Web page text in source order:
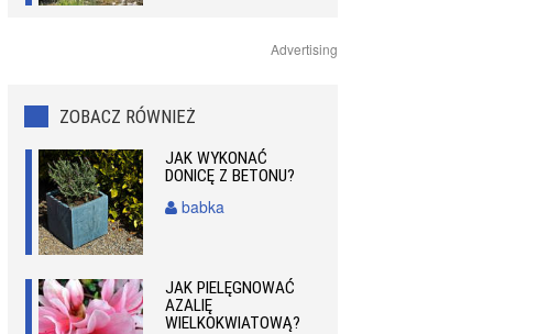
Advertising
ZOBACZ RÓWNIEŻ
JAK WYKONAĆ
DONICĘ Z BETONU?
babka
JAK PIELĘGNOWAĆ
AZALIĘ
WIELKOKWIATOWĄ?